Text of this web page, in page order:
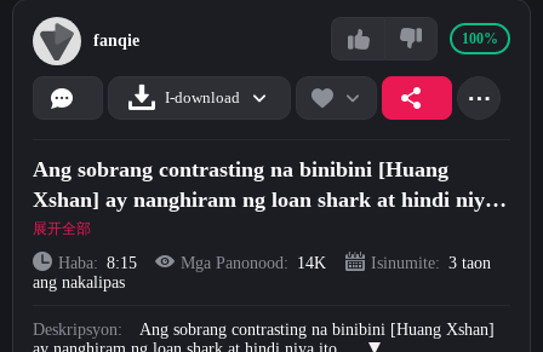
Short Videos
Mag-upload
Mag-sign Up
fanqie 100%
I-download ⋯
Ang sobrang contrasting na binibini [Huang
Xshan] ay nanghiram ng loan shark at hindi niya
ito nabayaran, kaya napilitan siyang gamitin ang
kanyang katawan upang mabayaran ang kanyang
damit at nag-selfie sa paliguan at kumilos sa iba't
ibang malaswang
展开全部
Haba: 8:15 Mga Panonood: 14K Isinumite: 3 taon
ang nakalipas
Deskripsyon:
Ang sobrang contrasting na binibini [Huang Xshan]